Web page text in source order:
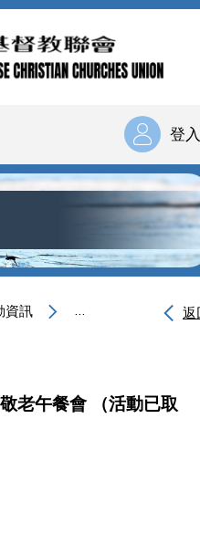
登入
資訊 「平安喜樂主恩臨返
老午餐會 （活動已取